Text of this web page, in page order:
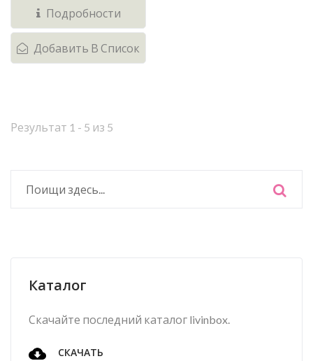
Подробности
Добавить В Список
Результат 1 - 5 из 5
Каталог
Скачайте последний каталог livinbox.
СКАЧАТЬ